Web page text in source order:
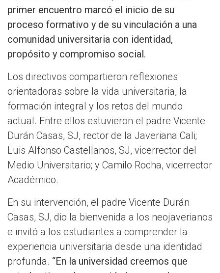
primer encuentro marcó el inicio de su
proceso formativo y de su vinculación a una
comunidad universitaria con identidad,
propósito y compromiso social.
Los directivos compartieron reflexiones
orientadoras sobre la vida universitaria, la
formación integral y los retos del mundo
actual. Entre ellos estuvieron el padre Vicente
Durán Casas, SJ, rector de la Javeriana Cali;
Luis Alfonso Castellanos, SJ, vicerrector del
Medio Universitario; y Camilo Rocha, vicerrector
Académico.
En su intervención, el padre Vicente Durán
Casas, SJ, dio la bienvenida a los neojaverianos
e invitó a los estudiantes a comprender la
experiencia universitaria desde una identidad
profunda. “En la universidad creemos que